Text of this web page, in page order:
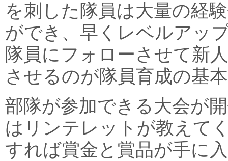
を刺した隊員は大量の経
ができ、早くレベルアッ
隊員にフォローさせて新
させるのが隊員育成の基
部隊が参加できる大会が
はリンテレットが教えて
すれば賞金と賞品が手に